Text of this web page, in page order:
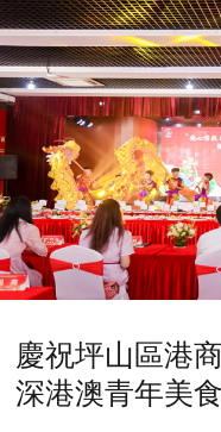
慶祝坪山區港
深港澳青年美